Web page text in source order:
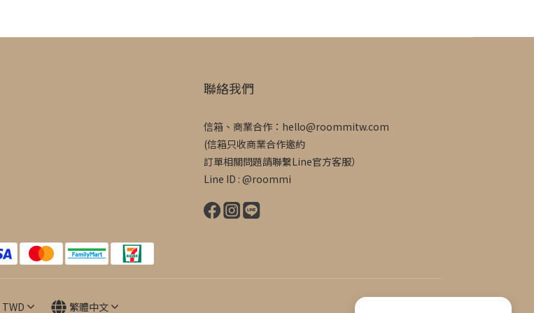
聯絡我們
信箱、商業合作：hello@roommitw.com
(信箱只收商業合作邀約
訂單相關問題請聯繫Line官方客服）
Line ID : @roommi
TWD 繁體中文